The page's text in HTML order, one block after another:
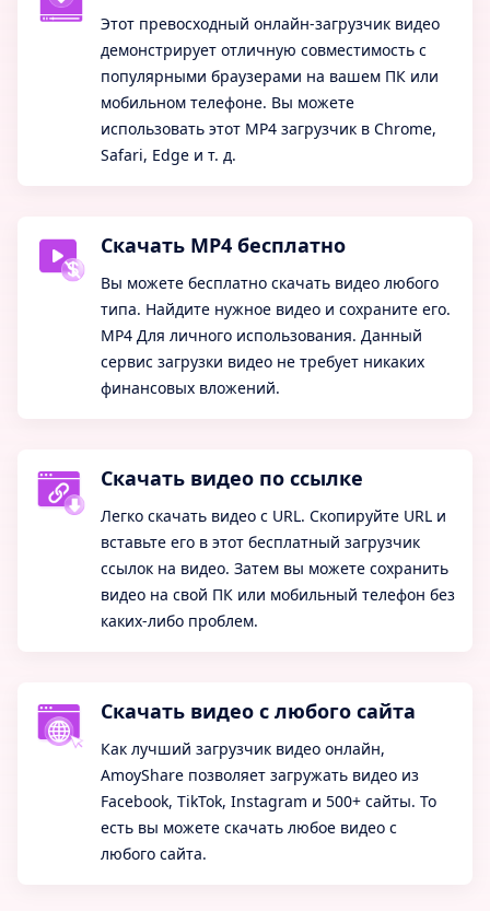
Этот превосходный онлайн-загрузчик видео
демонстрирует отличную совместимость с
популярными браузерами на вашем ПК или
мобильном телефоне. Вы можете
использовать этот MP4 загрузчик в Chrome,
Safari, Edge и т. д.
Скачать MP4 бесплатно
Вы можете бесплатно скачать видео любого
типа. Найдите нужное видео и сохраните его.
MP4 Для личного использования. Данный
сервис загрузки видео не требует никаких
финансовых вложений.
Скачать видео по ссылке
Легко скачать видео с URL. Скопируйте URL и
вставьте его в этот бесплатный загрузчик
ссылок на видео. Затем вы можете сохранить
видео на свой ПК или мобильный телефон без
каких-либо проблем.
Скачать видео с любого сайта
Как лучший загрузчик видео онлайн,
AmoyShare позволяет загружать видео из
Facebook, TikTok, Instagram и 500+ сайты. То
есть вы можете скачать любое видео с
любого сайта.